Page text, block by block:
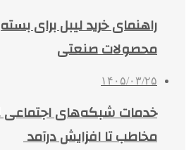
راهنمای خرید لیبل برای
محصولات صنعتی
۱۴۰۵/۰۳/۲۵
مخاطب تا افزایش درآمد